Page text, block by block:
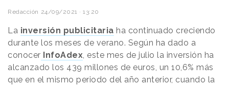
Redacción 24/09/2021 · 13:20
La inversión publicitaria ha continuado creciendo
durante los meses de verano. Según ha dado a
conocer InfoAdex , este mes de julio la inversión ha
alcanzado los 439 millones de euros, un 10,6% más
que en el mismo periodo del año anterior, cuando la